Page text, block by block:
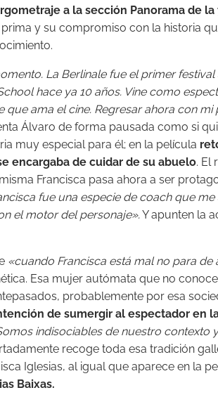
a la sección Panorama de la
y su compromiso con la historia
La Berlinale fue el primer
hace ya 10 años. Vine como
que ama el cine. Regresar ahora con
Álvaro de forma pausada como si
muy especial para él; en la película
encargaba de cuidar de su abuelo. El
Francisca pasa ahora a ser
fue una especie de coach que
el motor del personaje».Y apunten la
«cuando Francisca está mal no para de
Esa mujer autómata que no
probablemente por esa
de sumergir al espectador en
indisociables de nuestro contexto
recoge toda esa tradición
Iglesias, al igual que aparece en la
Baixas.